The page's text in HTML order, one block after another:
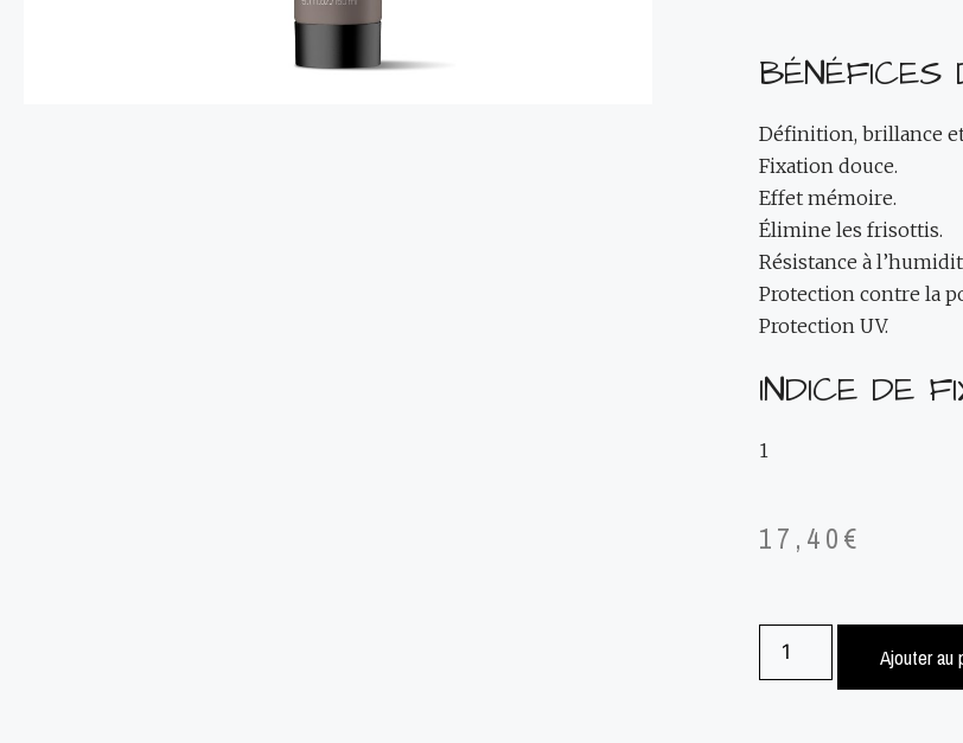
BÉNÉFICES
Définition, brillance
Fixation douce.
Effet mémoire.
Élimine les frisottis.
Résistance à
Protection contre la
Protection UV.
INDICE DE
1
17,40€
Ajouter au